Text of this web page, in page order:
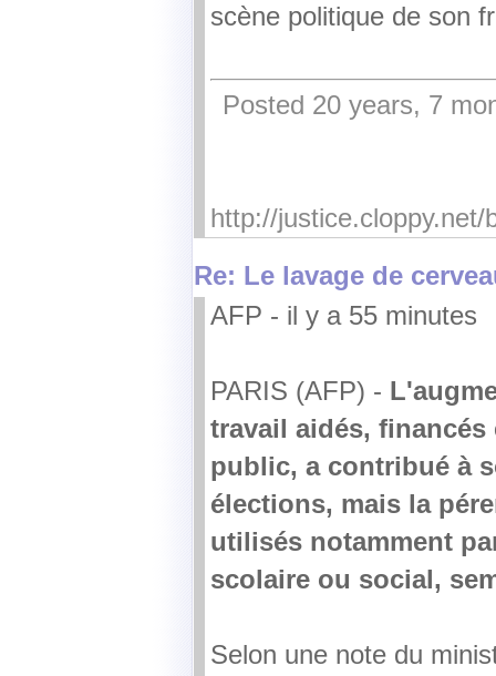
scène politique de son
Posted 20 years, 7
http://
Re: Le lavage de
AFP - il y a 55 minutes
PARIS (AFP) -
travail aidés,
public, a contribué à
élections, mais la
utilisés notamment
scolaire ou social,
Selon une note du